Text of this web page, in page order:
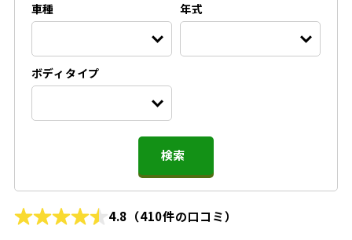
車種 年式
ボディタイプ
検索
4.8 （410件の口コミ）